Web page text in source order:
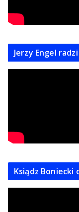
Jerzy Engel
Ksiądz Boniecki